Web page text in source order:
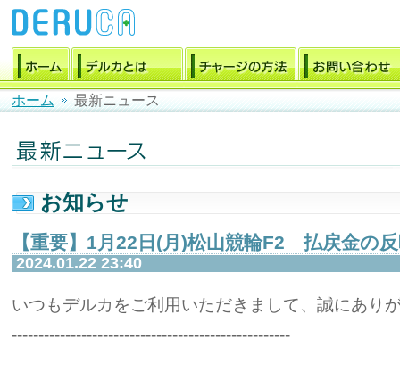
ホーム 最新ニュース
お知らせ
【重要】1月22日(月)松山競輪F2 払戻金の
2024.01.22 23:40
いつもデルカをご利用いただきまして、誠にあり
----------------------------------------------------